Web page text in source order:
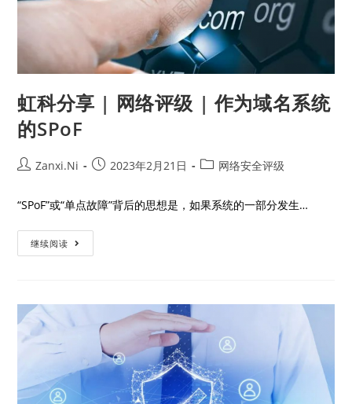
虹科分享 | 网络评级 | 作为域名系统
的SPoF
Zanxi.Ni 2023年2月21日 网络安全评级
“SPoF”或“单点故障”背后的思想是，如果系统的一部分发生…
继续阅读